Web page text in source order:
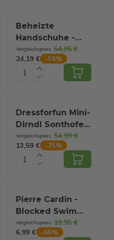
Beheizte
Handschuhe -
Pro S - 3
Einstellungen -
Elektrische
winddicht -
Wiederaufladbare
beheizte
Handschuhe -
Schwarz - Saaf
Comfort
Vergleichspreis 54,95 €
24,19 €
-56%
Dressforfun Mini-
Dirndl Sonthofen
Modell 2 XL -
Faschingskostüm
Kostüm
Kostüm Karneval
Party Kostüm -
304663
Vergleichspreis 54,99 €
13,59 €
-75%
Pierre Cardin -
Blocked Swim
Short für Herren
- Multi - Größe XL
Vergleichspreis 19,95 €
6,99 €
-65%